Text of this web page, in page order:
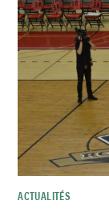
ACTUALITÉS